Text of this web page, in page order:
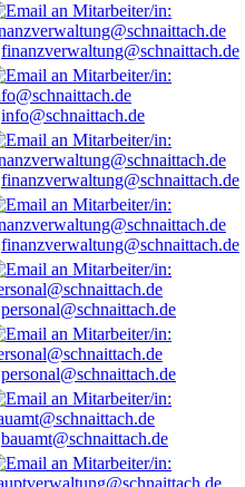
finanzverwaltung@schnaittach.de
info@schnaittach.de
finanzverwaltung@schnaittach.de
finanzverwaltung@schnaittach.de
personal@schnaittach.de
personal@schnaittach.de
bauamt@schnaittach.de